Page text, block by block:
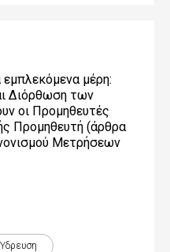
μέρη:
Διόρθωση των
οι Προμηθευτές
Προμηθευτή (άρθρα
Μετρήσεων